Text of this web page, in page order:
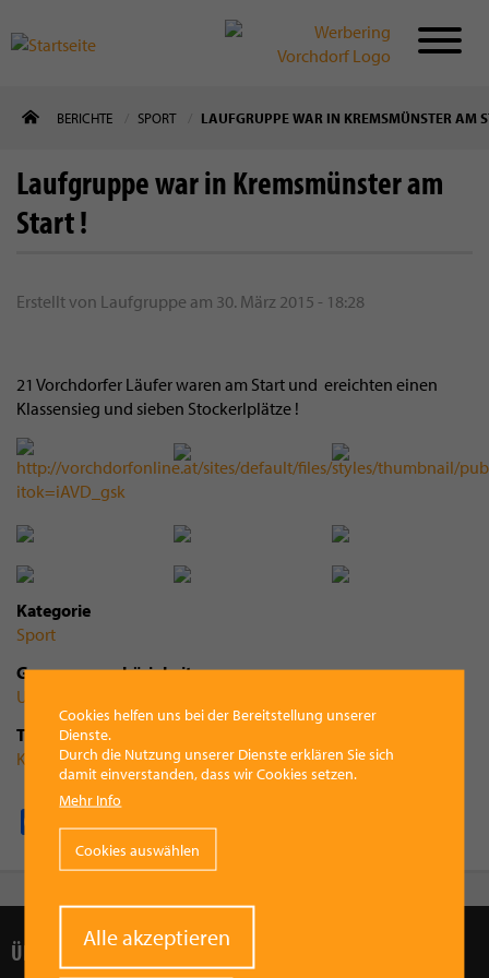
zum
BERICHTE SPORT LAUFGRUPPE WAR IN KREMSMÜNSTER AM
Laufgruppe war in Kremsmünster am
Start !
Erstellt von Laufgruppe am 30. März 2015 - 18:28
21 Vorchdorfer Läufer waren am Start und ereichten einen
Klassensieg und sieben Stockerlplätze !
Kategorie
Sport
Gruppenzugehörigkeit
Union Laufgruppe
Tags
Kremsmünsterer Marktlauf
ÜBER UNS
Cookies helfen uns bei der Bereitstellung unserer
Dienste.
Durch die Nutzung unserer Dienste erklären Sie sich
damit einverstanden, dass wir Cookies setzen.
Mehr Info
Cookies auswählen
Alle akzeptieren